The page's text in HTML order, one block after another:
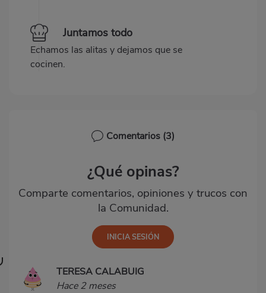
Juntamos todo
Echamos las alitas y dejamos que se
cocinen.
Comentarios (3)
¿Qué opinas?
Comparte comentarios, opiniones y trucos con
la Comunidad.
TERESA CALABUIG
Hace 2 meses